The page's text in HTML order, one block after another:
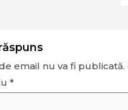
email nu va fi publicată.
*